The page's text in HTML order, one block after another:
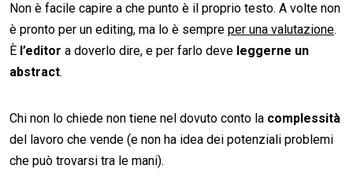
Non è facile capire a che punto è il proprio testo. A volte non
è pronto per un editing, ma lo è sempre per una valutazione.
È l’editor a doverlo dire, e per farlo deve leggerne un
abstract.
Chi non lo chiede non tiene nel dovuto conto la complessità
del lavoro che vende (e non ha idea dei potenziali problemi
che può trovarsi tra le mani).